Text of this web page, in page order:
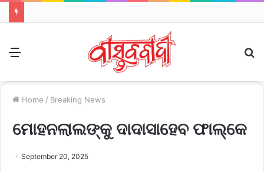
Home / Breaking News
ମୋହନଲାଲଙ୍କୁ ଦାଦାସାହେବ ଫାଲ୍‌କେ
September 20, 2025